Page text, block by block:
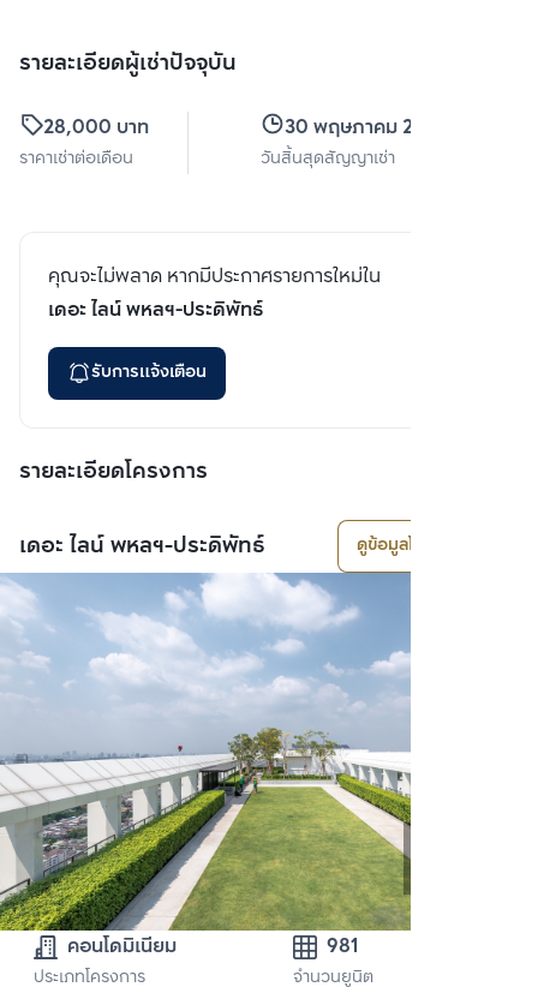
รายละเอียดผู้เช่าปัจจุบัน
28,000 บาท
ราคาเช่าต่อเดือน
30 พฤษภาคม 2567
วันสิ้นสุดสัญญาเช่า
คุณจะไม่พลาด หากมีประกาศรายการใหม่ใน
เดอะ ไลน์ พหลฯ-ประดิพัทธ์
รับการแจ้งเตือน
รายละเอียดโครงการ
เดอะ ไลน์ พหลฯ-ประดิพัทธ์ ดูข้อมูลโครงการ
คอนโดมิเนียม
ประเภทโครงการ
981
จำนวนยูนิต